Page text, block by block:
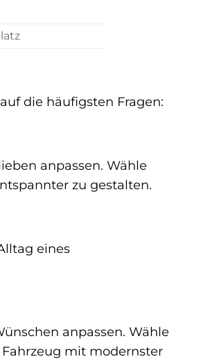
die häufigsten Fragen:
anpassen. Wähle
zu gestalten.
eines
anpassen. Wähle
mit modernster